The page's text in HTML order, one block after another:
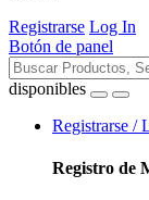
Registrarse Log In
Botón de panel
disponibles
Registrarse /
Registro de